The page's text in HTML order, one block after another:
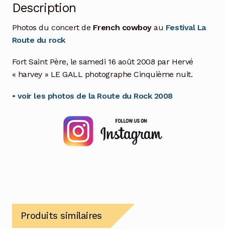
Description
Photos du concert de French cowboyau Festival La
Route du rock
Fort Saint Père, le samedi 16 août 2008 par Hervé
« harvey » LE GALL photographe Cinquième nuit.
• voir les photos de la Route du Rock 2008
Produits similaires